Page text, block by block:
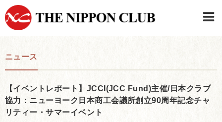
ニュース
【イベントレポート】JCCI(JCC Fund)主催/日本クラブ
協力：ニューヨーク日本商工会議所創立90周年記念チャ
リティー・サマーイベント
日本クラブメンバーログイン
連絡先・駐車場
はじめてご利用の方はこちら
›